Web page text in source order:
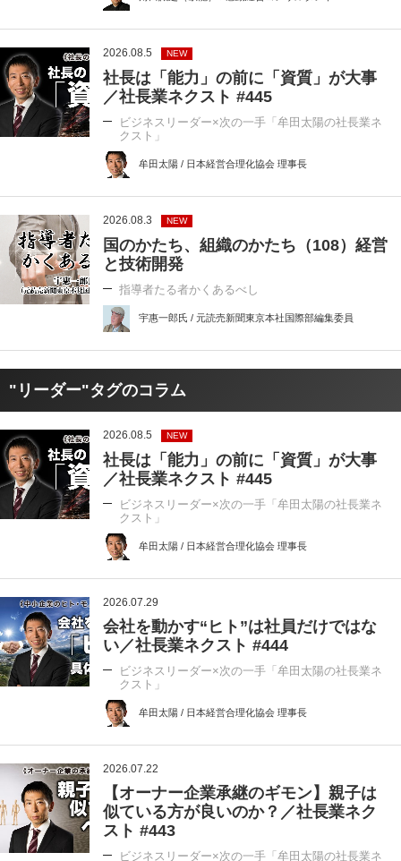
2026.08.5 NEW
社長は「能力」の前に「資質」が大事
／社長業ネクスト #445
ビジネスリーダー×次の一手「牟田太陽の社長業ネ
クスト」
牟田太陽 / 日本経営合理化協会 理事長
2026.08.3 NEW
国のかたち、組織のかたち（108）経営
と技術開発
指導者たる者かくあるべし
宇惠一郎氏 / 元読売新聞東京本社国際部編集委員
"リーダー"タグのコラム
2026.08.5 NEW
社長は「能力」の前に「資質」が大事
／社長業ネクスト #445
ビジネスリーダー×次の一手「牟田太陽の社長業ネ
クスト」
牟田太陽 / 日本経営合理化協会 理事長
2026.07.29
会社を動かす“ヒト”は社員だけではな
い／社長業ネクスト #444
ビジネスリーダー×次の一手「牟田太陽の社長業ネ
クスト」
牟田太陽 / 日本経営合理化協会 理事長
2026.07.22
【オーナー企業承継のギモン】親子は
似ている方が良いのか？／社長業ネク
スト #443
ビジネスリーダー×次の一手「牟田太陽の社長業ネ